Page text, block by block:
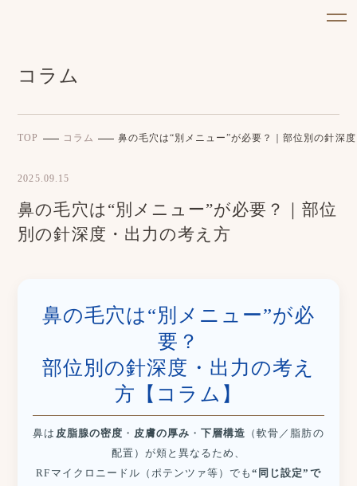
コラム
TOP コラム 鼻の毛穴は“別メニュー”が必要？｜部位別の針深
2025.09.15
鼻の毛穴は“別メニュー”が必要？｜部位
別の針深度・出力の考え方
鼻の毛穴は“別メニュー”が必
要？
部位別の針深度・出力の考え
方【コラム】
鼻は 皮脂腺の密度 ・ 皮膚の厚み ・下層構造 （軟骨／脂肪の
配置）が頬と異なるため、
RFマイクロニードル（ポテンツァ等）でも“同じ設定”で